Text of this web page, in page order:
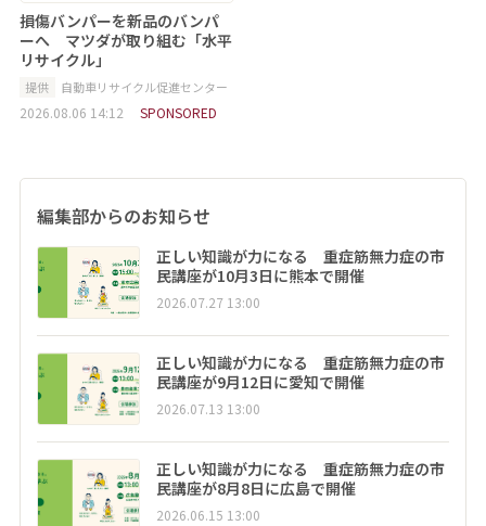
損傷バンパーを新品のバンパ
ーへ マツダが取り組む「水平
リサイクル」
提供 自動車リサイクル促進センター
2026.08.06 14:12 SPONSORED
編集部からのお知らせ
正しい知識が力になる 重症筋無力症の市
民講座が10月3日に熊本で開催
2026.07.27 13:00
正しい知識が力になる 重症筋無力症の市
民講座が9月12日に愛知で開催
2026.07.13 13:00
正しい知識が力になる 重症筋無力症の市
民講座が8月8日に広島で開催
2026.06.15 13:00